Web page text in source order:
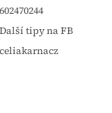
602470244
Další tipy na FB
celiakarnacz